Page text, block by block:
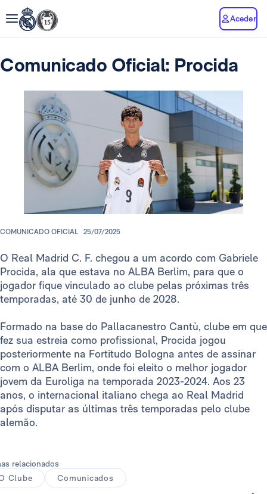
Aceder
Comunicado Oficial: Procida
COMUNICADO OFICIAL 25/07/2025
O Real Madrid C. F. chegou a um acordo com Gabriele
Procida, ala que estava no ALBA Berlim, para que o
jogador fique vinculado ao clube pelas próximas três
temporadas, até 30 de junho de 2028.
Formado na base do Pallacanestro Cantù, clube em que
fez sua estreia como profissional, Procida jogou
posteriormente na Fortitudo Bologna antes de assinar
com o ALBA Berlim, onde foi eleito o melhor jogador
jovem da Euroliga na temporada 2023-2024. Aos 23
anos, o internacional italiano chega ao Real Madrid
após disputar as últimas três temporadas pelo clube
alemão.
relacionados
Clube
Comunicados